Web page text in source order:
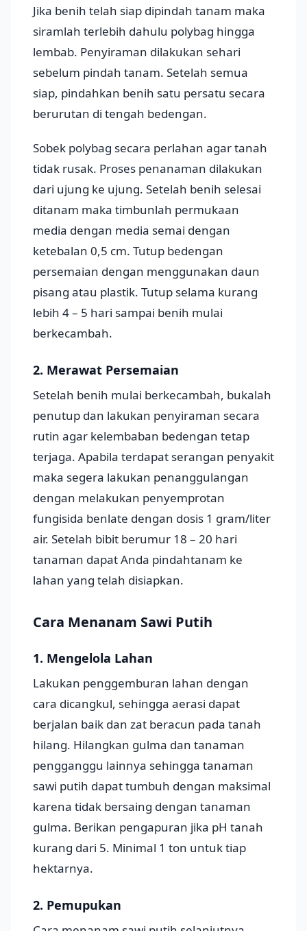
Jika benih telah siap dipindah tanam maka
siramlah terlebih dahulu polybag hingga
lembab. Penyiraman dilakukan sehari
sebelum pindah tanam. Setelah semua
siap, pindahkan benih satu persatu secara
berurutan di tengah bedengan.
Sobek polybag secara perlahan agar tanah
tidak rusak. Proses penanaman dilakukan
dari ujung ke ujung. Setelah benih selesai
ditanam maka timbunlah permukaan
media dengan media semai dengan
ketebalan 0,5 cm. Tutup bedengan
persemaian dengan menggunakan daun
pisang atau plastik. Tutup selama kurang
lebih 4 – 5 hari sampai benih mulai
berkecambah.
2. Merawat Persemaian
Setelah benih mulai berkecambah, bukalah
penutup dan lakukan penyiraman secara
rutin agar kelembaban bedengan tetap
terjaga. Apabila terdapat serangan penyakit
maka segera lakukan penanggulangan
dengan melakukan penyemprotan
fungisida benlate dengan dosis 1 gram/liter
air. Setelah bibit berumur 18 – 20 hari
tanaman dapat Anda pindahtanam ke
lahan yang telah disiapkan.
Cara Menanam Sawi Putih
1. Mengelola Lahan
Lakukan penggemburan lahan dengan
cara dicangkul, sehingga aerasi dapat
berjalan baik dan zat beracun pada tanah
hilang. Hilangkan gulma dan tanaman
pengganggu lainnya sehingga tanaman
sawi putih dapat tumbuh dengan maksimal
karena tidak bersaing dengan tanaman
gulma. Berikan pengapuran jika pH tanah
kurang dari 5. Minimal 1 ton untuk tiap
hektarnya.
2. Pemupukan